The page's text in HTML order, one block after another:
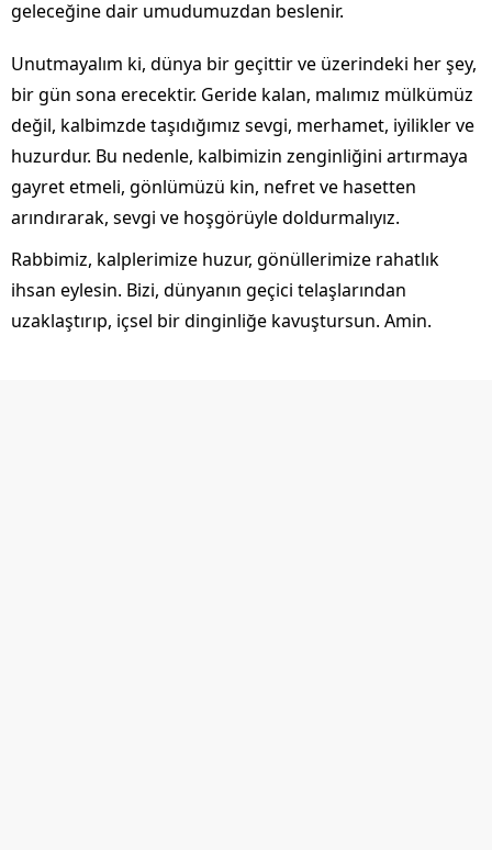
geleceğine dair umudumuzdan beslenir.
Unutmayalım ki, dünya bir geçittir ve üzerindeki her şey,
bir gün sona erecektir. Geride kalan, malımız mülkümüz
değil, kalbimzde taşıdığımız sevgi, merhamet, iyilikler ve
huzurdur. Bu nedenle, kalbimizin zenginliğini artırmaya
gayret etmeli, gönlümüzü kin, nefret ve hasetten
arındırarak, sevgi ve hoşgörüyle doldurmalıyız.
Rabbimiz, kalplerimize huzur, gönüllerimize rahatlık
ihsan eylesin. Bizi, dünyanın geçici telaşlarından
uzaklaştırıp, içsel bir dinginliğe kavuştursun. Amin.